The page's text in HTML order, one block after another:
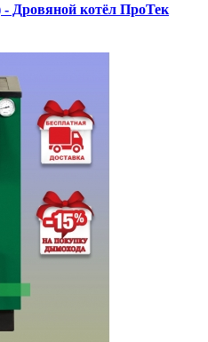
Дровяной котёл ПроТек